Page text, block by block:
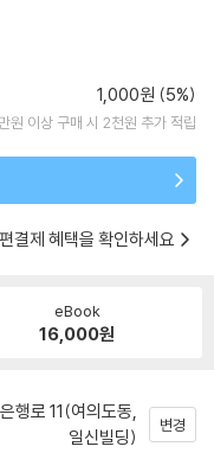
1,000원 (5%)
원 이상 구매 시 2천원 추가 적립
결제 혜택을 확인하세요
eBook
16,000원
행로 11(여의도동,
일신빌딩)
변경